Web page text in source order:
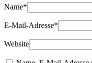
Name*
E-Mail-Adresse*
Website